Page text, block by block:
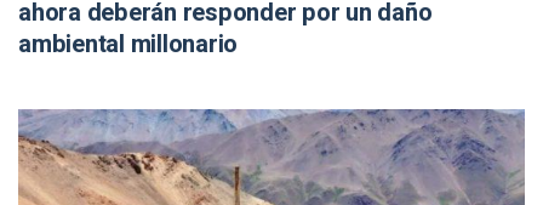
ahora deberán responder por un daño
ambiental millonario